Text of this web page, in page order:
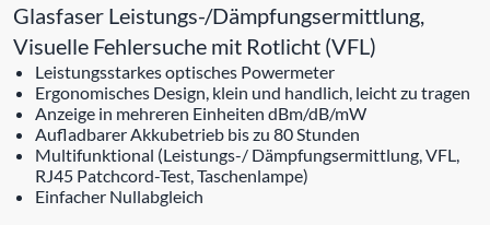
Glasfaser Leistungs-/Dämpfungsermittlung,
Visuelle Fehlersuche mit Rotlicht (VFL)
Leistungsstarkes optisches Powermeter
Ergonomisches Design, klein und handlich, leicht zu tragen
Anzeige in mehreren Einheiten dBm/dB/mW
Aufladbarer Akkubetrieb bis zu 80 Stunden
Multifunktional (Leistungs-/ Dämpfungsermittlung, VFL,
RJ45 Patchcord-Test, Taschenlampe)
Einfacher Nullabgleich